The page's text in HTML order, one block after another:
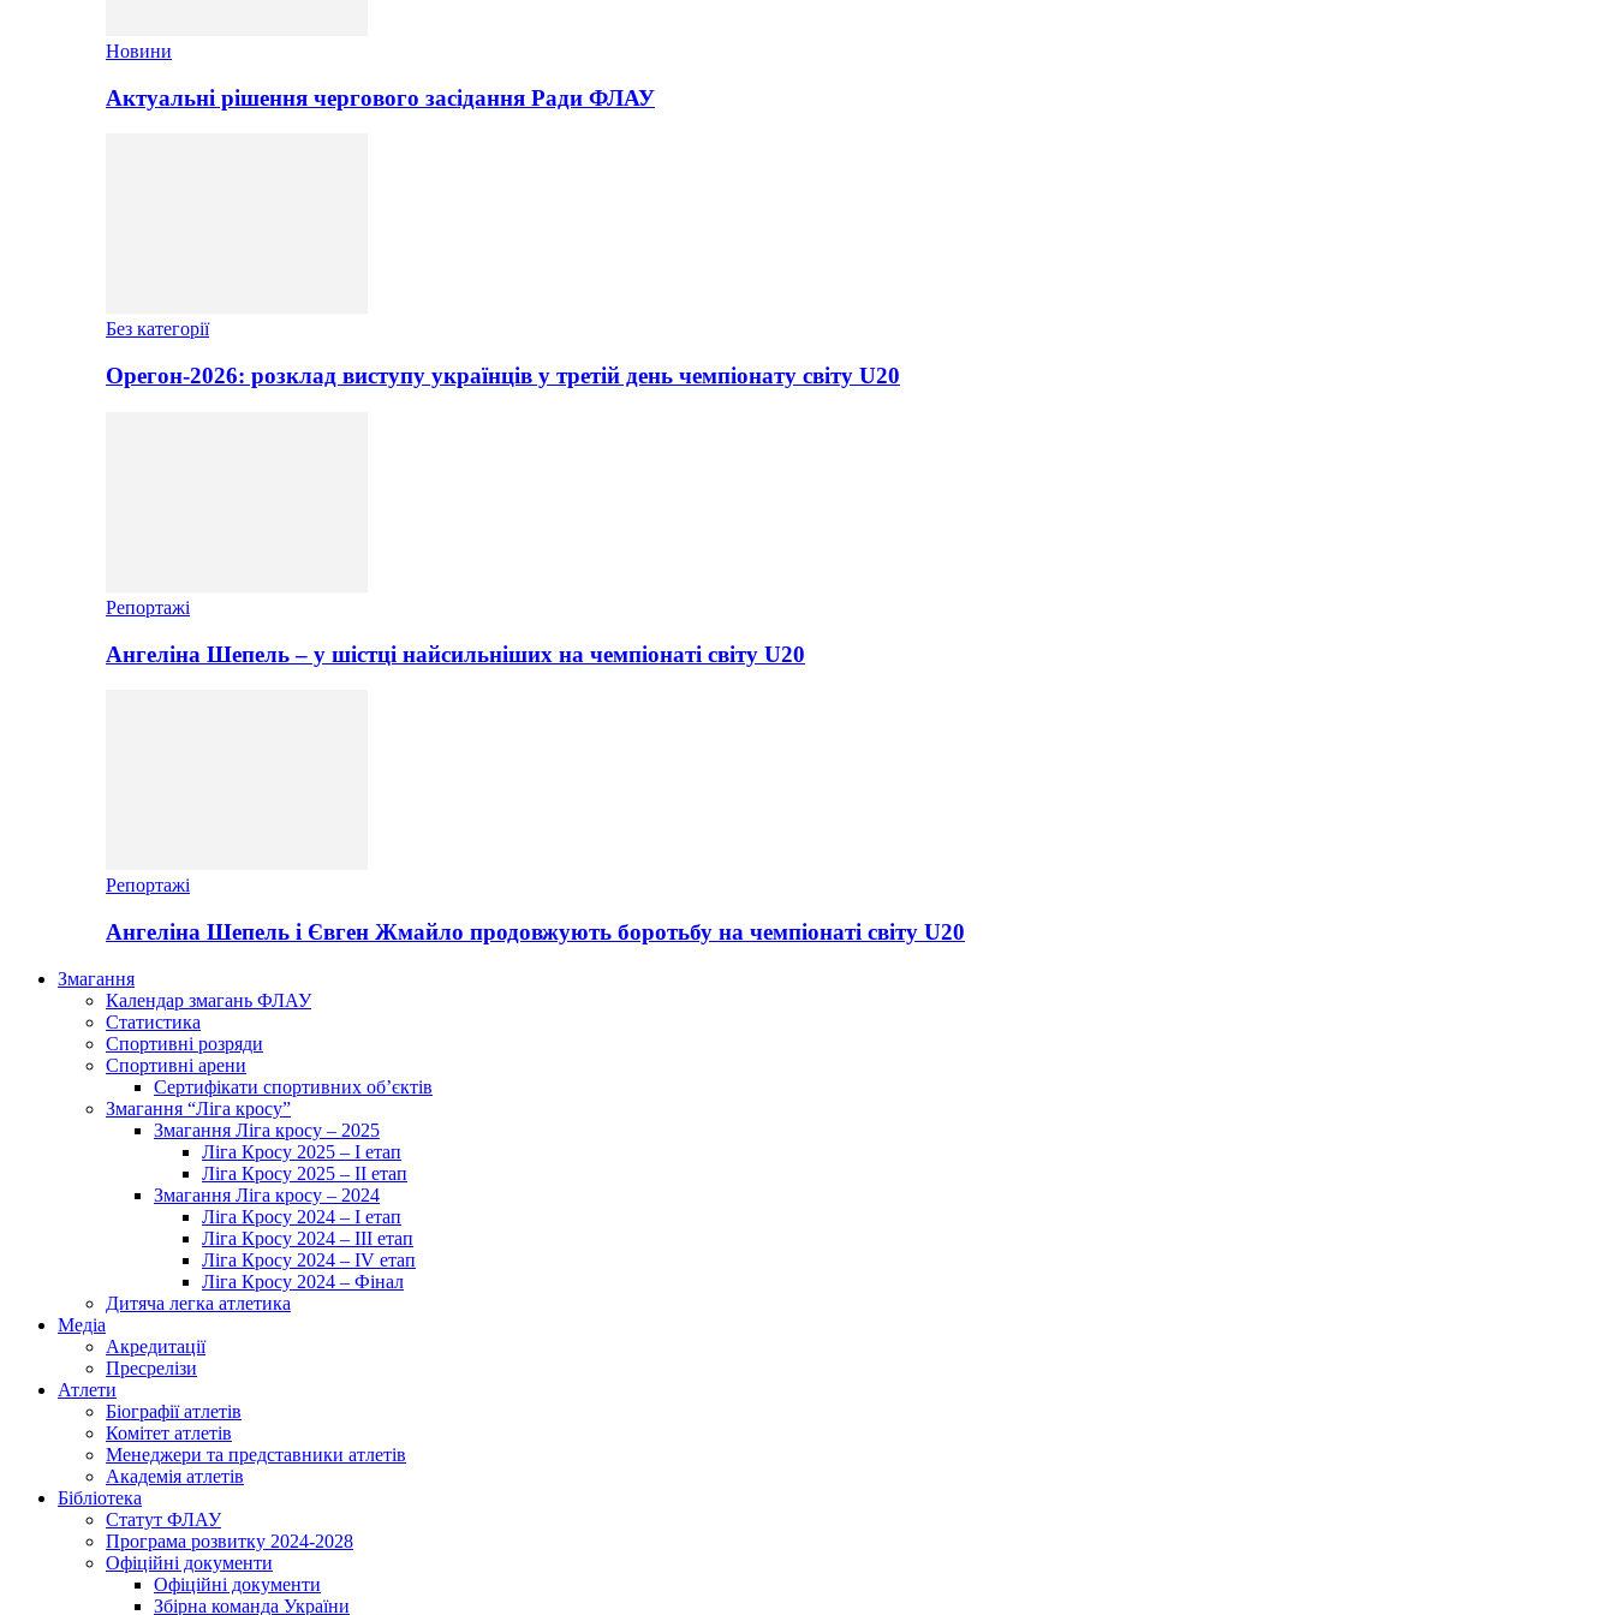
Новини
Актуальні рішення чергового засідання Ради ФЛАУ
Без категорії
Орегон-2026: розклад виступу українців у третій день чемпіонату світу U20
Репортажі
Ангеліна Шепель – у шістці найсильніших на чемпіонаті світу U20
Репортажі
Ангеліна Шепель і Євген Жмайло продовжують боротьбу на чемпіонаті світу U20
Змагання
Календар змагань ФЛАУ
Статистика
Спортивні розряди
Спортивні арени
Сертифікати спортивних об’єктів
Змагання “Ліга кросу”
Змагання Ліга кросу – 2025
Ліга Кросу 2025 – I етап
Ліга Кросу 2025 – II етап
Змагання Ліга кросу – 2024
Ліга Кросу 2024 – I етап
Ліга Кросу 2024 – III етап
Ліга Кросу 2024 – IV етап
Ліга Кросу 2024 – Фінал
Дитяча легка атлетика
Медіа
Акредитації
Пресрелізи
Атлети
Біографії атлетів
Комітет атлетів
Менеджери та представники атлетів
Академія атлетів
Бібліотека
Статут ФЛАУ
Програма розвитку 2024-2028
Офіційні документи
Офіційні документи
Збірна команда України